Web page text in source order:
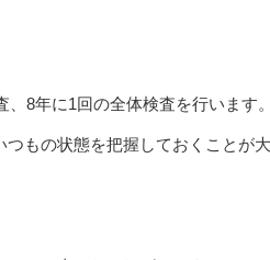
、8年に1回の全体検査を行います
もの状態を把握しておくことが